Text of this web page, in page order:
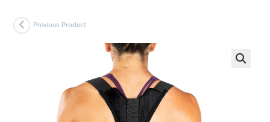
Previous Product